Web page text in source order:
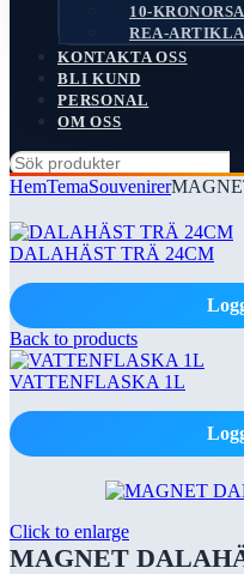
10-
REA-
KONTAKTA OSS
BLI KUND
PERSONAL
OM OSS
HemTemaSouvenirer
DALAHÄST TRÄ 24CM
Back to products
VATTENFLASKA 1L
Click to enlarge
MAGNET